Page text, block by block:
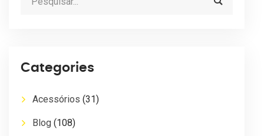
Categories
Acessórios (31)
Blog (108)